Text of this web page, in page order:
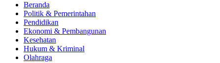
Beranda
Politik & Pemerintahan
Pendidikan
Ekonomi & Pembangunan
Kesehatan
Hukum & Kriminal
Olahraga